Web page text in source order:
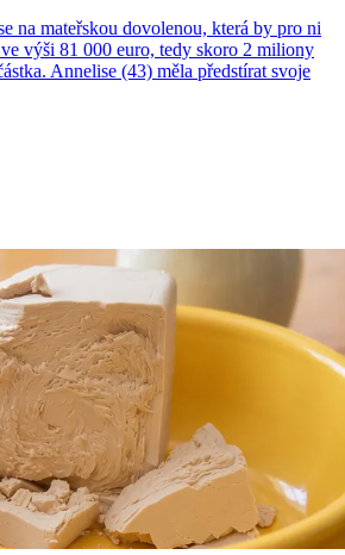
na mateřskou dovolenou, která by pro ni
výši 81 000 euro, tedy skoro 2 miliony
Annelise (43) měla předstírat svoje